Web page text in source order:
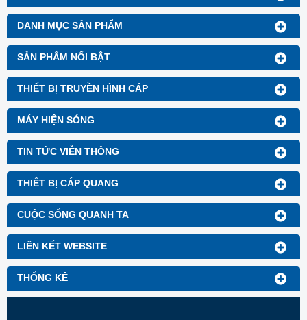
DANH MỤC SẢN PHẨM
SẢN PHẨM NỔI BẬT
THIẾT BỊ TRUYỀN HÌNH CÁP
MÁY HIỆN SÓNG
TIN TỨC VIỄN THÔNG
THIẾT BỊ CÁP QUANG
CUỘC SỐNG QUANH TA
LIÊN KẾT WEBSITE
THỐNG KÊ